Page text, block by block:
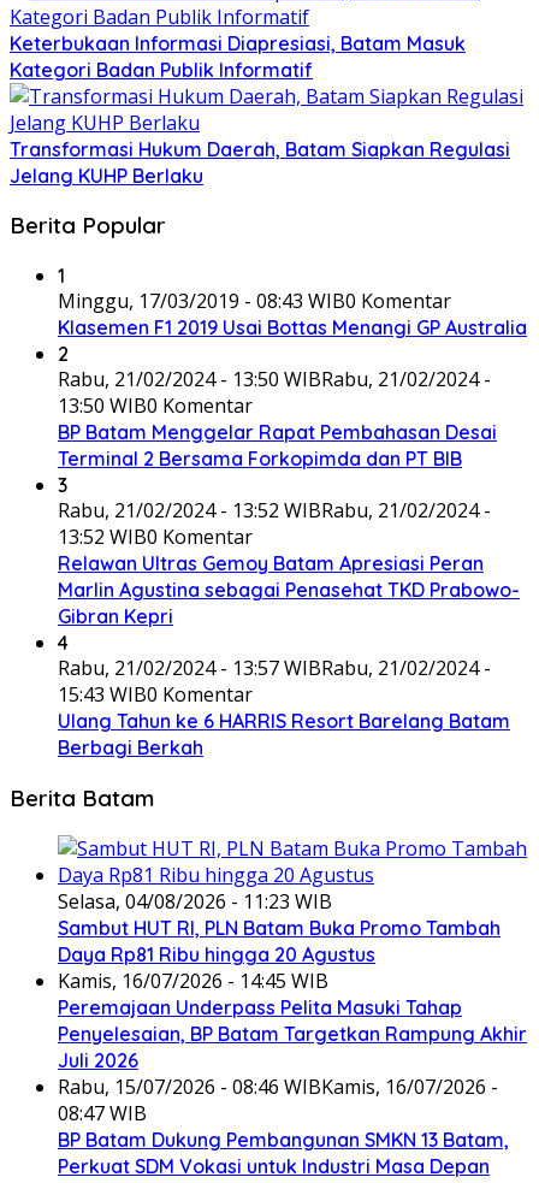
Keterbukaan Informasi Diapresiasi, Batam Masuk
Kategori Badan Publik Informatif
Transformasi Hukum Daerah, Batam Siapkan Regulasi
Jelang KUHP Berlaku
Berita Popular
1
Minggu, 17/03/2019 - 08:43 WIB0 Komentar
Klasemen F1 2019 Usai Bottas Menangi GP Australia
2
Rabu, 21/02/2024 - 13:50 WIBRabu, 21/02/2024 -
13:50 WIB0 Komentar
BP Batam Menggelar Rapat Pembahasan Desai
Terminal 2 Bersama Forkopimda dan PT BIB
3
Rabu, 21/02/2024 - 13:52 WIBRabu, 21/02/2024 -
13:52 WIB0 Komentar
Relawan Ultras Gemoy Batam Apresiasi Peran
Marlin Agustina sebagai Penasehat TKD Prabowo-
Gibran Kepri
4
Rabu, 21/02/2024 - 13:57 WIBRabu, 21/02/2024 -
15:43 WIB0 Komentar
Ulang Tahun ke 6 HARRIS Resort Barelang Batam
Berbagi Berkah
Berita Batam
Selasa, 04/08/2026 - 11:23 WIB
Sambut HUT RI, PLN Batam Buka Promo Tambah
Daya Rp81 Ribu hingga 20 Agustus
Kamis, 16/07/2026 - 14:45 WIB
Peremajaan Underpass Pelita Masuki Tahap
Penyelesaian, BP Batam Targetkan Rampung Akhir
Juli 2026
Rabu, 15/07/2026 - 08:46 WIBKamis, 16/07/2026 -
08:47 WIB
BP Batam Dukung Pembangunan SMKN 13 Batam,
Perkuat SDM Vokasi untuk Industri Masa Depan